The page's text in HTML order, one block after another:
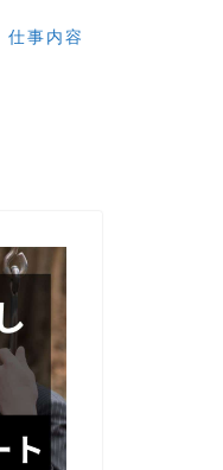
仕事内容